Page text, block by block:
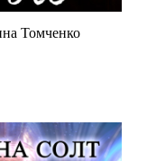
Томченко